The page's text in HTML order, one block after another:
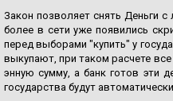
Закон позволяет снять Деньги
более в сети уже появились
перед выборами "купить" у
выкупают, при таком расчете
энную сумму, а банк готов эти
государства будут